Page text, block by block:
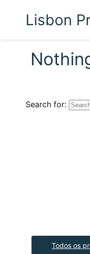
Lisbon
Search for:
Todos os